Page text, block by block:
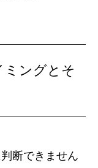
ミングとそ
断できません